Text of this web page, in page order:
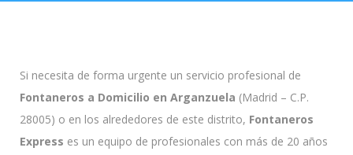
Si necesita de forma urgente un servicio profesional de
Fontaneros a Domicilio en Arganzuela (Madrid – C.P.
28005) o en los alrededores de este distrito, Fontaneros
Express es un equipo de profesionales con más de 20 años